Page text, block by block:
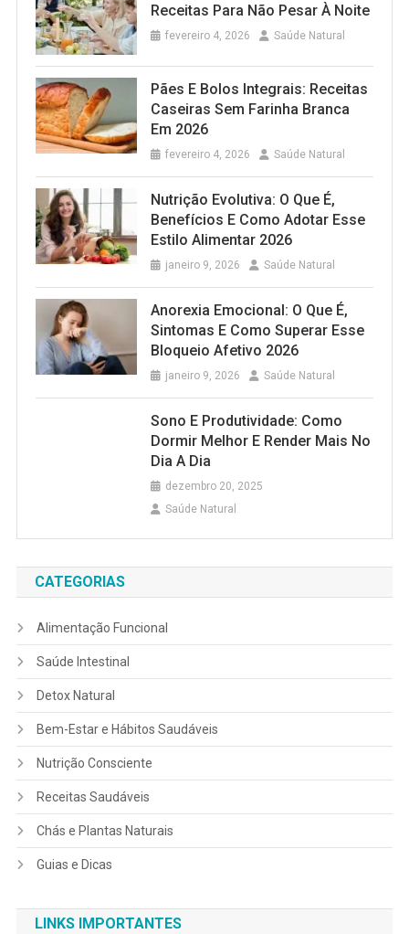
Receitas Para Não Pesar À Noite
fevereiro 4, 2026 Saúde Natural
Pães E Bolos Integrais: Receitas
Caseiras Sem Farinha Branca
Em 2026
fevereiro 4, 2026 Saúde Natural
Nutrição Evolutiva: O Que É,
Benefícios E Como Adotar Esse
Estilo Alimentar 2026
janeiro 9, 2026 Saúde Natural
Anorexia Emocional: O Que É,
Sintomas E Como Superar Esse
Bloqueio Afetivo 2026
janeiro 9, 2026 Saúde Natural
Sono E Produtividade: Como
Dormir Melhor E Render Mais No
Dia A Dia
dezembro 20, 2025
Saúde Natural
CATEGORIAS
Alimentação Funcional
Saúde Intestinal
Detox Natural
Bem-Estar e Hábitos Saudáveis
Nutrição Consciente
Receitas Saudáveis
Chás e Plantas Naturais
Guias e Dicas
LINKS IMPORTANTES